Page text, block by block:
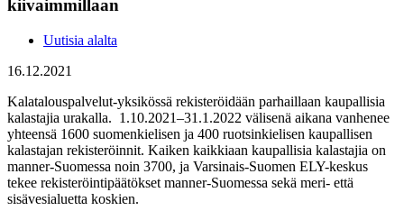
kiivaimmillaan
Uutisia alalta
16.12.2021
Kalatalouspalvelut-yksikössä rekisteröidään parhaillaan kaupallisia
kalastajia urakalla. 1.10.2021–31.1.2022 välisenä aikana vanhenee
yhteensä 1600 suomenkielisen ja 400 ruotsinkielisen kaupallisen
kalastajan rekisteröinnit. Kaiken kaikkiaan kaupallisia kalastajia on
manner-Suomessa noin 3700, ja Varsinais-Suomen ELY-keskus
tekee rekisteröintipäätökset manner-Suomessa sekä meri- että
sisävesialuetta koskien.